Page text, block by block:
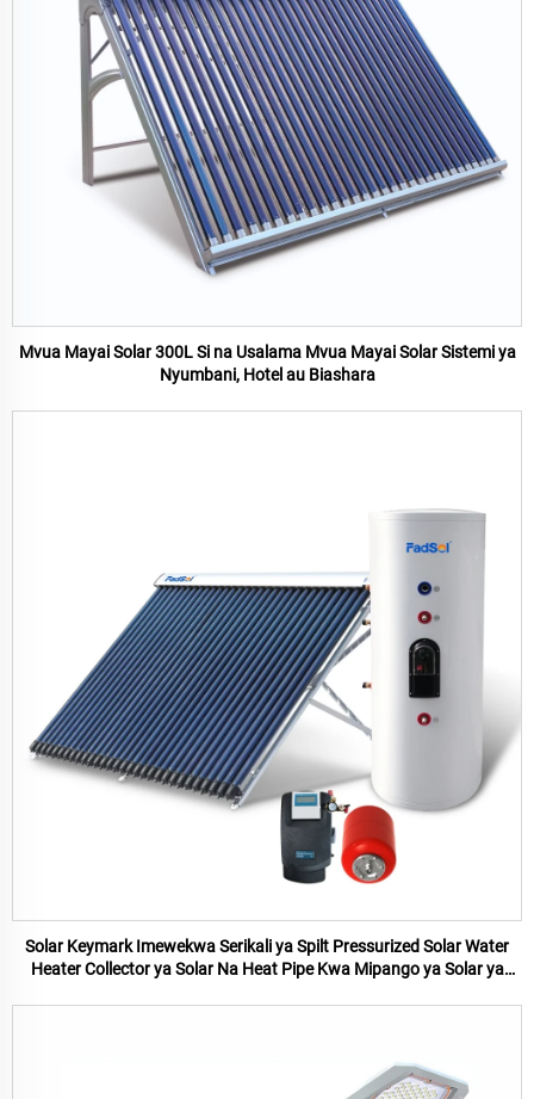
Mvua Mayai Solar 300L Si na Usalama Mvua Mayai Solar Sistemi ya
Nyumbani, Hotel au Biashara
Solar Keymark Imewekwa Serikali ya Spilt Pressurized Solar Water
Heater Collector ya Solar Na Heat Pipe Kwa Mipango ya Solar ya